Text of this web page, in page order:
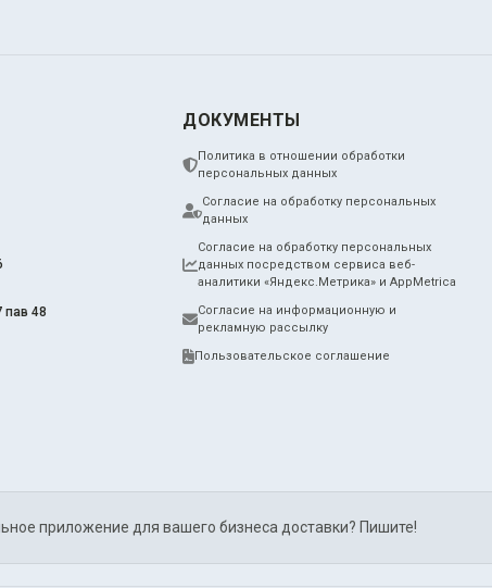
пав 48
ДОКУМЕНТЫ
Политика в отношении обработки
персональных данных
Согласие на обработку персональных
данных
Согласие на обработку персональных
данных посредством сервиса веб-
аналитики «Яндекс.Метрика» и AppMetrica
Согласие на информационную и
рекламную рассылку
Пользовательское соглашение
приложение для вашего бизнеса доставки? Пишите!